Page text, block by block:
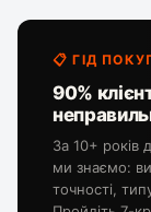
📋 ГІД
90%
За 10+ років
ми знаємо:
точності,